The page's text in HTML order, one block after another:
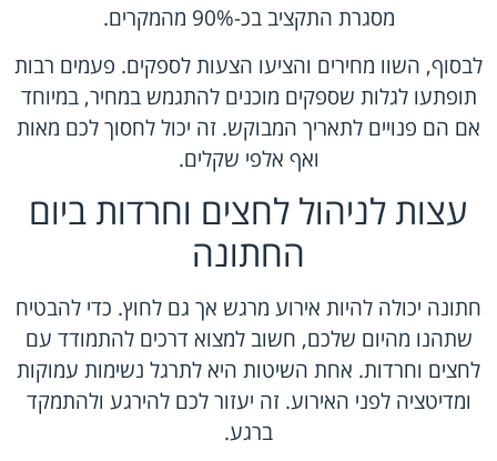
מסגרת התקציב בכ-90% מהמקרים.
לבסוף, השוו מחירים והציעו הצעות לספקים. פעמים רבות
תופתעו לגלות שספקים מוכנים להתגמש במחיר, במיוחד
אם הם פנויים לתאריך המבוקש. זה יכול לחסוך לכם מאות
ואף אלפי שקלים.
עצות לניהול לחצים וחרדות ביום
החתונה
חתונה יכולה להיות אירוע מרגש אך גם לחוץ. כדי להבטיח
שתהנו מהיום שלכם, חשוב למצוא דרכים להתמודד עם
לחצים וחרדות. אחת השיטות היא לתרגל נשימות עמוקות
ומדיטציה לפני האירוע. זה יעזור לכם להירגע ולהתמקד
ברגע.